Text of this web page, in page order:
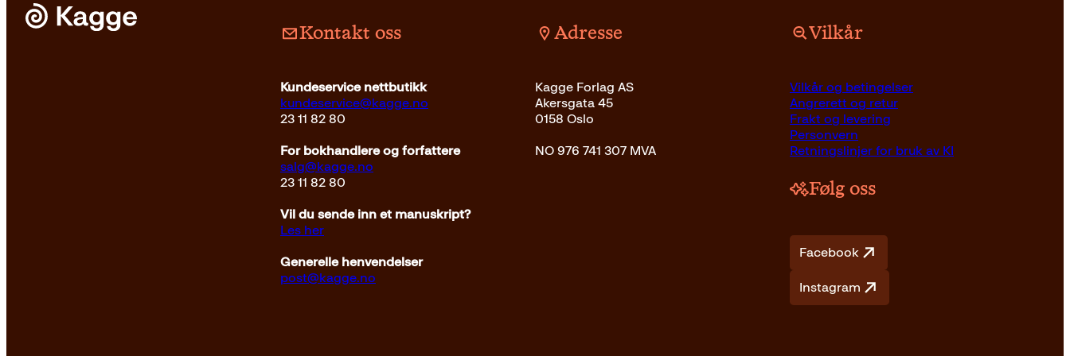
Kontakt oss
Kundeservice nettbutikk
kundeservice@kagge.no
23 11 82 80
For bokhandlere og forfattere
salg@kagge.no
23 11 82 80
Vil du sende inn et manuskript?
Les her
Generelle henvendelser
post@kagge.no
Adresse
Kagge Forlag AS
Akersgata 45
0158 Oslo
NO 976 741 307 MVA
Vilkår
Vilkår og betingelser
Angrerett og retur
Frakt og levering
Personvern
Retningslinjer for bruk av KI
Følg oss
Facebook
Instagram